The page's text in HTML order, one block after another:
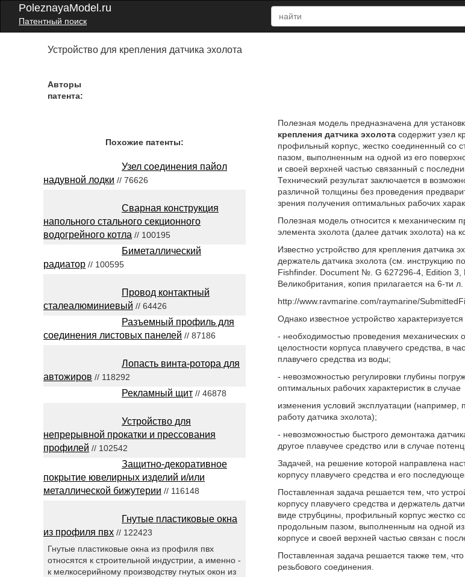
PoleznayaModel.ru
Патентный поиск
Устройство для крепления датчика эхолота
Авторы
патента:
Полезная модель предназначена для
крепления датчика эхолотасодержит узел
профильный корпус, жестко соединенный со
пазом, выполненным на одной из его
и своей верхней частью связанный с
Технический результат заключается в
различной толщины без проведения
зрения получения оптимальных рабочих
Полезная модель относится к механическим
элемента эхолота (далее датчик эхолота) на
Известно устройство для крепления датчика
держатель датчика эхолота (см. инструкцию
Fishfinder. Document №. G 627296-4, Edition 3,
Великобритания, копия прилагается на 6-ти
http://www.ravmarine.com/raymarine/
Однако известное устройство
- необходимостью проведения механических
целостности корпуса плавучего средства, в
плавучего средства из воды;
- невозможностью регулировки глубины
оптимальных рабочих характеристик в случае
изменения условий эксплуатации
работу датчика эхолота);
- невозможностью быстрого демонтажа
другое плавучее средство или в случае
Задачей, на решение которой направлена
корпусу плавучего средства и его
Поставленная задача решается тем, что
корпусу плавучего средства и держатель
виде струбцины, профильный корпус жестко
продольным пазом, выполненным на одной
корпусе и своей верхней частью связан с
Поставленная задача решается также тем,
резьбового соединения.
Похожие патенты:
Узел соединения пайол
надувной лодки // 76626
Сварная конструкция
напольного стального секционного
водогрейного котла // 100195
Биметаллический
радиатор // 100595
Провод контактный
сталеалюминиевый // 64426
Разъемный профиль для
соединения листовых панелей // 87186
Лопасть винта-ротора для
автожиров // 118292
Рекламный щит // 46878
Устройство для
непрерывной прокатки и прессования
профилей // 102542
Защитно-декоративное
покрытие ювелирных изделий и/или
металлической бижутерии // 116148
Гнутые пластиковые окна
из профиля пвх // 122423
Гнутые пластиковые окна из профиля пвх
относятся к строительной индустрии, а именно -
к мелкосерийному производству гнутых окон из